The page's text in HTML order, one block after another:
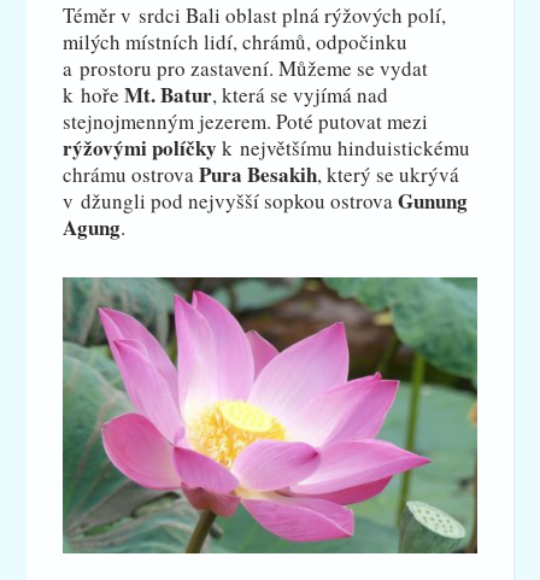
Téměr v srdci Bali oblast plná rýžových polí,
milých místních lidí, chrámů, odpočinku
a prostoru pro zastavení. Můžeme se vydat
k hořeMt. Batur, která se vyjímá nad
stejnojmenným jezerem. Poté putovat mezi
rýžovými políčky k největšímu hinduistickému
chrámu ostrovaPura Besakih, který se ukrývá
v džungli pod nejvyšší sopkou ostrovaGunung
Agung.